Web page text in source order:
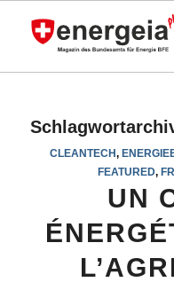
CLEANTECH,
FEATURED,
UN